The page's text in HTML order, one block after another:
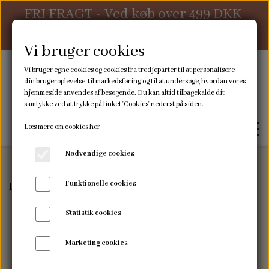
FRI FRAGT - Ved køb over 499 DKK
WEBSHOP
Forside Sovetid Nusseklude
Vi bruger cookies
Vi bruger egne cookies og cookies fra tredjeparter til at personalisere
din brugeroplevelse, til markedsføring og til at undersøge, hvordan vores
hjemmeside anvendes af besøgende. Du kan altid tilbagekalde dit
samtykke ved at trykke på linket 'Cookies' nederst på siden.
Læs mere om cookies her
Nødvendige cookies
Funktionelle cookies
Statistik cookies
Marketing cookies